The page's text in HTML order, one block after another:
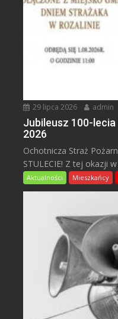
29 lipca 2026 admin
Jubileusz 100-lecia
2026
Ochotnicza Straż
STULECIE! Z tej okazji
Aktualności Mieszkańcy